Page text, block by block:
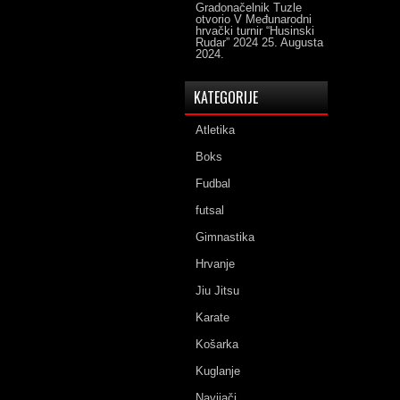
Gradonačelnik Tuzle
otvorio V Međunarodni
hrvački turnir “Husinski
Rudar” 2024 25. Augusta
2024.
KATEGORIJE
Atletika
Boks
Fudbal
futsal
Gimnastika
Hrvanje
Jiu Jitsu
Karate
Košarka
Kuglanje